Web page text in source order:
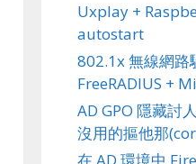
Uxplay +
autostart
802.1x 無線網路
FreeRADIUS +
AD GPO 隱藏討
沒用的摳他那